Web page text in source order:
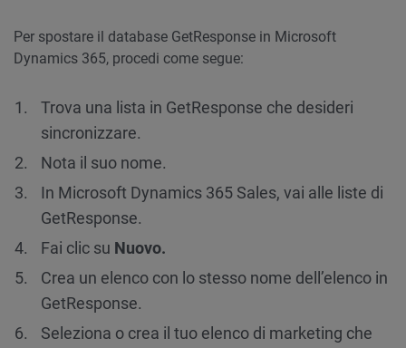
Per spostare il database GetResponse in Microsoft
Dynamics 365, procedi come segue:
Trova una lista in GetResponse che desideri
sincronizzare.
Nota il suo nome.
In Microsoft Dynamics 365 Sales, vai alle liste di
GetResponse.
Fai clic su Nuovo.
Crea un elenco con lo stesso nome dell’elenco in
GetResponse.
Seleziona o crea il tuo elenco di marketing che